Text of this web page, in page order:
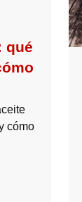
qué
cómo